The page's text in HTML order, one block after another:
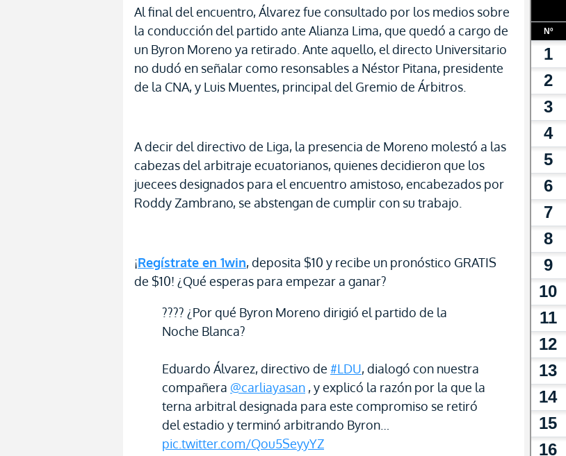
Al final del encuentro, Álvarez fue consultado por los medios sobre
la conducción del partido ante Alianza Lima, que quedó a cargo de
un Byron Moreno ya retirado. Ante aquello, el directo Universitario
no dudó en señalar como resonsables a Néstor Pitana, presidente
de la CNA, y Luis Muentes, principal del Gremio de Árbitros.
A decir del directivo de Liga, la presencia de Moreno molestó a las
cabezas del arbitraje ecuatorianos, quienes decidieron que los
juecees designados para el encuentro amistoso, encabezados por
Roddy Zambrano, se abstengan de cumplir con su trabajo.
¡Regístrate en 1win, deposita $10 y recibe un pronóstico GRATIS
de $10! ¿Qué esperas para empezar a ganar?
???? ¿Por qué Byron Moreno dirigió el partido de la
Noche Blanca?
Eduardo Álvarez, directivo de #LDU, dialogó con nuestra
compañera @carliayasan , y explicó la razón por la que la
terna arbitral designada para este compromiso se retiró
del estadio y terminó arbitrando Byron…
pic.twitter.com/Qou5SeyyYZ